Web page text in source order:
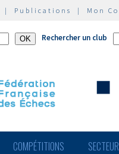
| Publications | Mon
Rechercher un club
COMPÉTITIONS